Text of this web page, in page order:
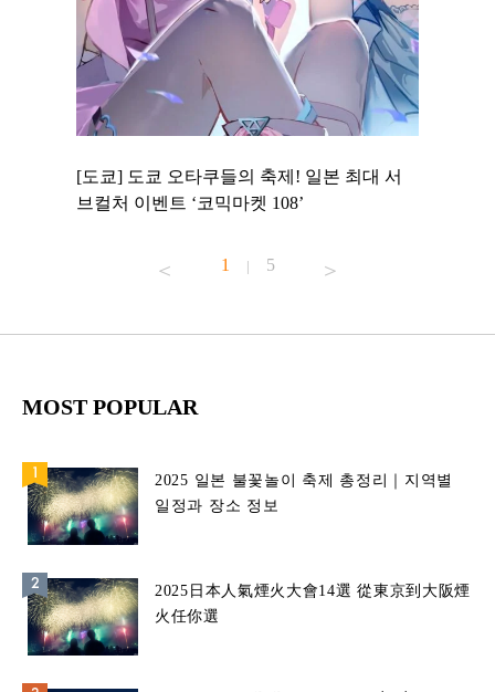
[도쿄] 도쿄 오타쿠들의 축제! 일본 최대 서
브컬처 이벤트 ‘코믹마켓 108’
1 | 5
MOST POPULAR
2025 일본 불꽃놀이 축제 총정리｜지역별
일정과 장소 정보
2025日本人氣煙火大會14選 從東京到大阪煙
火任你選